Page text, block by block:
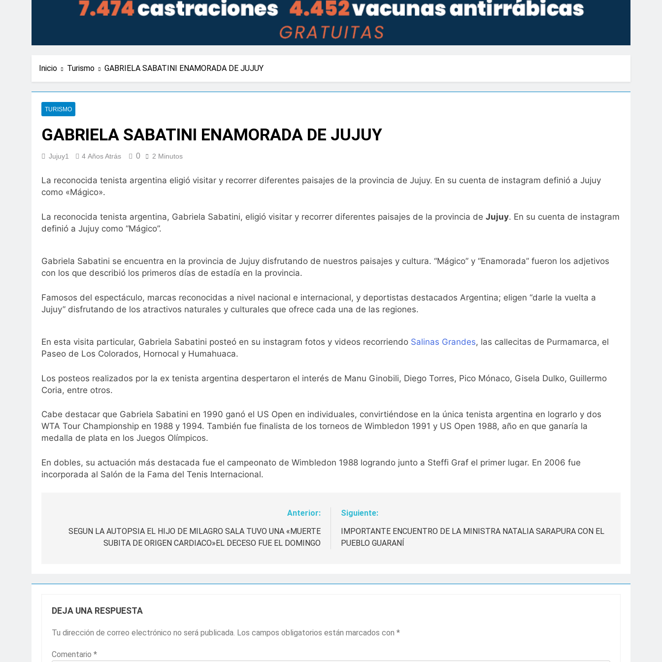
Inicio Turismo GABRIELA SABATINI ENAMORADA DE JUJUY
TURISMO
GABRIELA SABATINI ENAMORADA DE JUJUY
Jujuy1 4 Años Atrás 0 2 Minutos
La reconocida tenista argentina eligió visitar y recorrer diferentes paisajes de la provincia de Jujuy. En su cuenta de instagram definió a Jujuy
como «Mágico».
La reconocida tenista argentina, Gabriela Sabatini, eligió visitar y recorrer diferentes paisajes de la provincia de Jujuy. En su cuenta de instagram
definió a Jujuy como “Mágico”.
Gabriela Sabatini se encuentra en la provincia de Jujuy disfrutando de nuestros paisajes y cultura. “Mágico” y “Enamorada” fueron los adjetivos
con los que describió los primeros días de estadía en la provincia.
Famosos del espectáculo, marcas reconocidas a nivel nacional e internacional, y deportistas destacados Argentina; eligen “darle la vuelta a
Jujuy” disfrutando de los atractivos naturales y culturales que ofrece cada una de las regiones.
En esta visita particular, Gabriela Sabatini posteó en su instagram fotos y videos recorriendo Salinas Grandes, las callecitas de Purmamarca, el
Paseo de Los Colorados, Hornocal y Humahuaca.
Los posteos realizados por la ex tenista argentina despertaron el interés de Manu Ginobili, Diego Torres, Pico Mónaco, Gisela Dulko, Guillermo
Coria, entre otros.
Cabe destacar que Gabriela Sabatini en 1990 ganó el US Open en individuales, convirtiéndose en la única tenista argentina en lograrlo y dos
WTA Tour Championship en 1988 y 1994. También fue finalista de los torneos de Wimbledon 1991 y US Open 1988, año en que ganaría la
medalla de plata en los Juegos Olímpicos.
En dobles, su actuación más destacada fue el campeonato de Wimbledon 1988 logrando junto a Steffi Graf el primer lugar. En 2006 fue
incorporada al Salón de la Fama del Tenis Internacional.
Anterior:
SEGUN LA AUTOPSIA EL HIJO DE MILAGRO SALA TUVO UNA «MUERTE
SUBITA DE ORIGEN CARDIACO»EL DECESO FUE EL DOMINGO
Siguiente:
IMPORTANTE ENCUENTRO DE LA MINISTRA NATALIA SARAPURA CON EL
PUEBLO GUARANÍ
DEJA UNA RESPUESTA
Tu dirección de correo electrónico no será publicada. Los campos obligatorios están marcados con *
Comentario *